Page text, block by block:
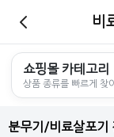
비
쇼핑몰 카테고리
상품 종류를 빠르게 찾
분무기/비료살포기